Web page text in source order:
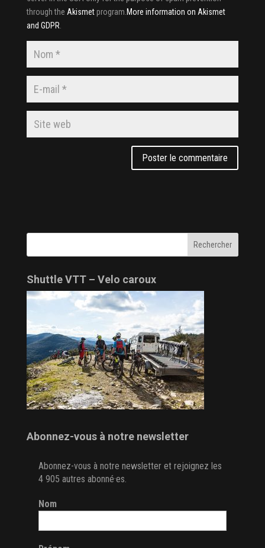
through the Akismetprogram.More information on Akismet
and GDPR.
Shuttle VTT – Velo caroux
Abonnez-vous à notre newsletter
Abonnez-vous à notre newsletter et rejoignez les
4 905 autres abonné·es.
Nom